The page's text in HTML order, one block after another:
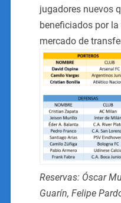
jugadores nuevos
beneficiados por
mercado de
Reservas: Óscar
Guarín, Felipe